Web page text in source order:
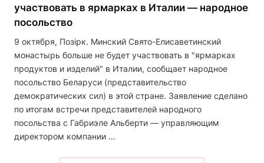
участвовать в ярмарках в Италии — народное
посольство
9 октября, Позірк. Минский Свято-Елисаветинский
монастырь больше не будет участвовать в "ярмарках
продуктов и изделий" в Италии, сообщает народное
посольство Беларуси (представительство
демократических сил) в этой стране. Заявление сделано
по итогам встречи представителей народного
посольства с Габриэле Альберти — управляющим
директором компании …